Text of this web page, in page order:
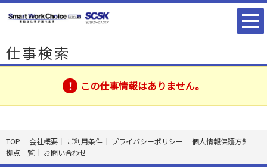
仕事検索
この仕事情報はありません。
TOP 会社概要 ご利用条件 プライバシーポリシー
個人情報保護方針
拠点一覧
お問い合わせ